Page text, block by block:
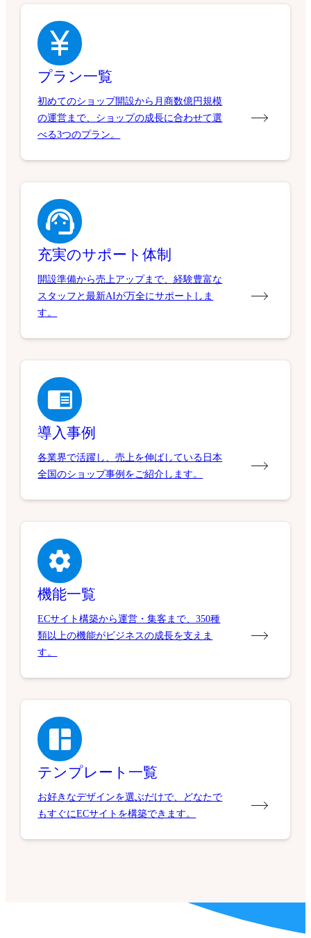
プラン一覧
初めてのショップ開設から月商数億円規模
の運営まで、ショップの成長に合わせて選
べる3つのプラン。
充実のサポート体制
開設準備から売上アップまで、経験豊富な
スタッフと最新AIが万全にサポートしま
す。
導入事例
各業界で活躍し、売上を伸ばしている日本
全国のショップ事例をご紹介します。
機能一覧
ECサイト構築から運営・集客まで、350種
類以上の機能がビジネスの成長を支えま
す。
テンプレート一覧
お好きなデザインを選ぶだけで、どなたで
もすぐにECサイトを構築できます。